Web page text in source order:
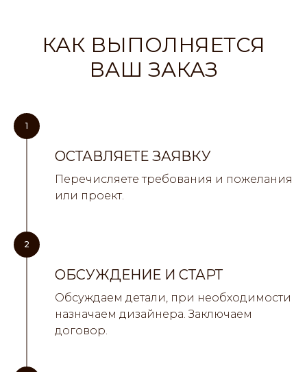
КАК ВЫПОЛНЯЕТСЯ
ВАШ ЗАКАЗ
1
ОСТАВЛЯЕТЕ ЗАЯВКУ
Перечисляете требования и пожелания
или проект.
2
ОБСУЖДЕНИЕ И СТАРТ
Обсуждаем детали, при необходимости
назначаем дизайнера. Заключаем
договор.